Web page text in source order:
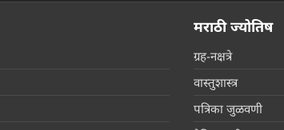
मराठी ज्योतिष
ग्रह-नक्षत्रे
वास्तुशास्त्र
पत्रिका जुळवणी